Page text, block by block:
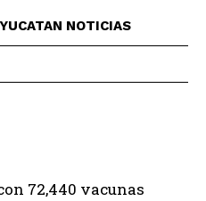
NOTICIAS
72,440 vacunas